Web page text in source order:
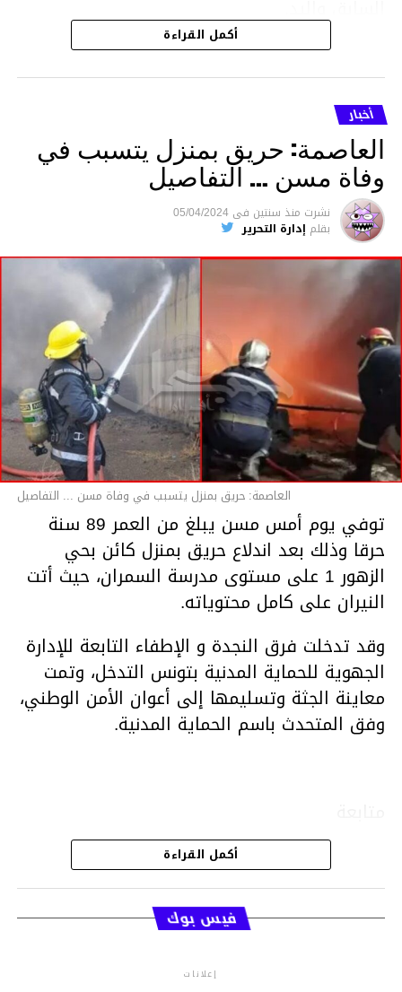
هذا وقد تمكن أعوان مركز الأمن الوطني بحي
هلال في توقيت قياسي من محاصرة المشتبه به
والقبض عليه وإحالته على التحقيق في خصوص
ما نُسبه إليه.
متابعة
قسم الاخبار
أكمل القراءة
أخبار
العاصمة: حريق بمنزل يتسبب في
وفاة مسن … التفاصيل
نشرت منذ سنتين فى 05/04/2024
بقلم إدارة التحرير
العاصمة: حريق بمنزل يتسبب في وفاة مسن ... التفاصيل
توفي يوم أمس مسن يبلغ من العمر 89 سنة
حرقا وذلك بعد اندلاع حريق بمنزل كائن بحي
الزهور 1 على مستوى مدرسة السمران، حيث أتت
النيران على كامل محتوياته.
وقد تدخلت فرق النجدة و الإطفاء التابعة للإدارة
الجهوية للحماية المدنية بتونس التدخل، وتمت
معاينة الجثة وتسليمها إلى أعوان الأمن الوطني،
وفق المتحدث باسم الحماية المدنية.
قسم الاخبار
أكمل القراءة
فيس بوك
إعلانات